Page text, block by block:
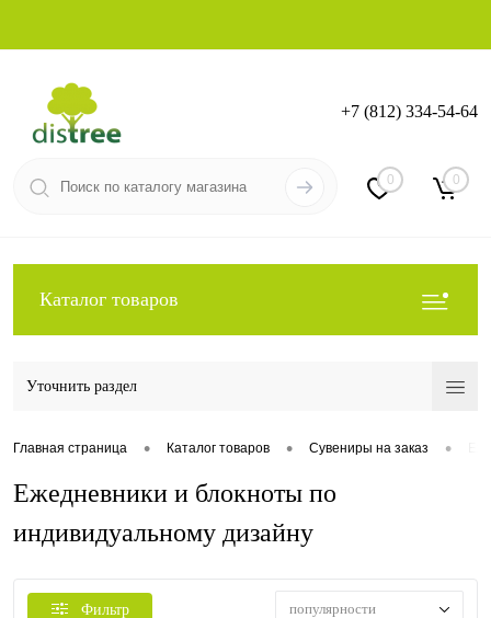
Вход Регистрация
+7 (812) 334-54-64
0 0
Каталог товаров
Уточнить раздел
Главная страница • Каталог товаров • Сувениры на заказ •
Ежедневники и блокноты по
индивидуальному дизайну
Фильтр популярности